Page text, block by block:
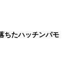
ちたハッチンパモ